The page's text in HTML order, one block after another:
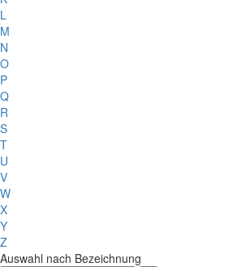
L
M
N
O
P
Q
R
S
T
U
V
W
X
Y
Z
Auswahl nach Bezeichnung